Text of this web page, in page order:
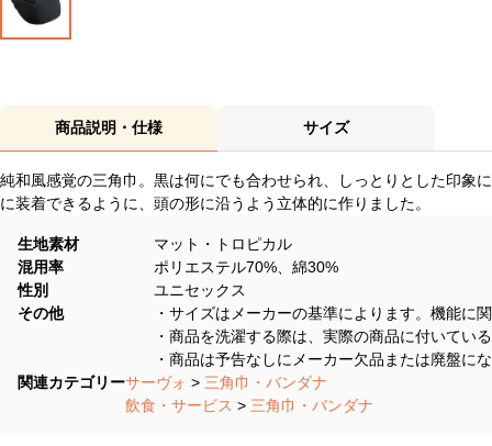
商品説明・仕様 サイズ
純和風感覚の三角巾。黒は何にでも合わせられ、しっとりとした印象
に装着できるように、頭の形に沿うよう立体的に作りました。
生地素材
マット・トロピカル
混用率
ポリエステル70%、綿30%
性別
ユニセックス
その他
・サイズはメーカーの基準によります。機能に
・商品を洗濯する際は、実際の商品に付いてい
・商品は予告なしにメーカー欠品または廃盤に
関連カテゴリーサーヴォ > 三角巾・バンダナ
飲食・サービス > 三角巾・バンダナ